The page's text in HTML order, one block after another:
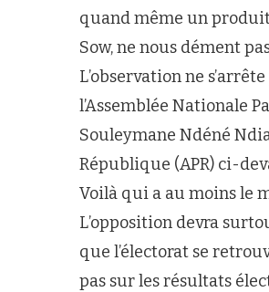
quand même un
Sow, ne nous dément
L’observation ne
l’Assemblée Nationale
Souleymane Ndéné
République (APR) ci-
Voilà qui a au moins le
L’opposition devra
que l’électorat se
pas sur les résultats